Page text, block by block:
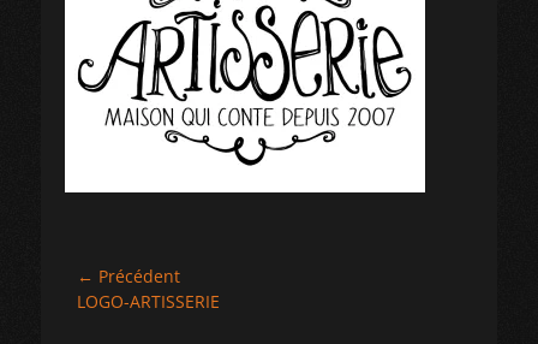
Navigation
de
← Précédent
Article
LOGO-ARTISSERIE